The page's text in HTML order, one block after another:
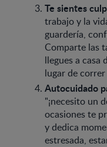
Te sientes
trabajo y la
guardería,
Comparte las
llegues a
lugar de
Autocuidado
"¡necesito un
ocasiones te
y dedica
estresada,